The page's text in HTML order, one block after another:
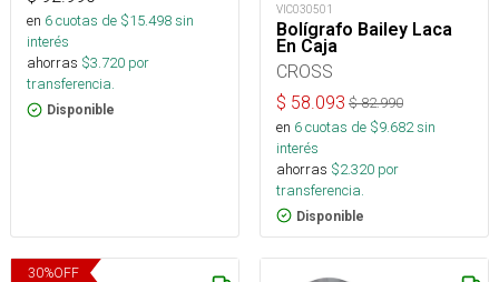
en 6cuotas de $15.498sin
interés
ahorras $3.720 por
transferencia.
Disponible
VIC030501
Bolígrafo Bailey Laca
En Caja
CROSS
$ 58.093 $82.990
en 6cuotas de $9.682sin
interés
ahorras $2.320 por
transferencia.
Disponible
30%OFF